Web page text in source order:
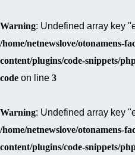
Warning: Undefined array key
/home/netnewslove/otonamens-
content/plugins/code-snippets/
code on line 3
Warning: Undefined array key
/home/netnewslove/otonamens-
content/plugins/code-snippets/